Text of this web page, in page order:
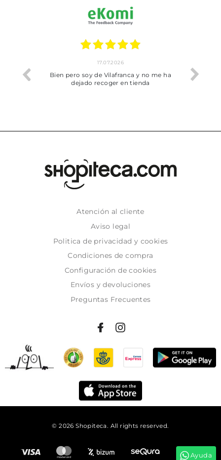
trobat
17.07.2026
Bien pero soy de Vilafranca y no me ha
dejado recoger en tienda
Atención al cliente
Aviso legal
Politica de privacidad y cookies
Condiciones de compra
Configuración de cookies
Envíos y devoluciones
Preguntas Frecuentes
© 2026 Shopiteca. All rights reserved.
Ayuda